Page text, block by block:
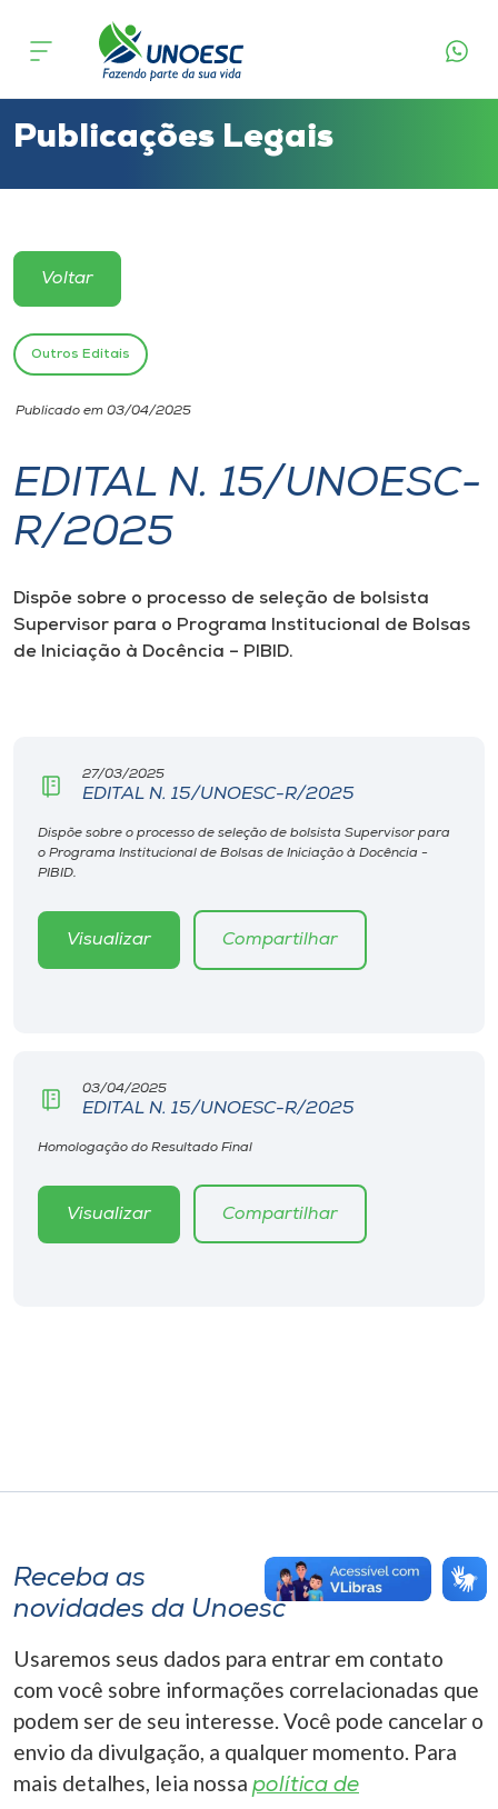
Cursos
Atendimento ao Estudante
Portal de Ensino
Unoesc
Internacionalização
I.nova
Diplomados
Editora
Rádio
Store
Selecione
Publicações Legais
Voltar
Outros Editais
Publicado em 03/04/2025
EDITAL N. 15/UNOESC-
R/2025
Dispõe sobre o processo de seleção de bolsista
Supervisor para o Programa Institucional de Bolsas
de Iniciação à Docência – PIBID.
27/03/2025
EDITAL N. 15/UNOESC-R/2025
Dispõe sobre o processo de seleção de bolsista Supervisor para
o Programa Institucional de Bolsas de Iniciação à Docência -
PIBID.
Visualizar Compartilhar
03/04/2025
EDITAL N. 15/UNOESC-R/2025
Homologação do Resultado Final
Visualizar Compartilhar
Receba as
novidades da Unoesc
Usaremos seus dados para entrar em contato
com você sobre informações correlacionadas que
podem ser de seu interesse. Você pode cancelar o
envio da divulgação, a qualquer momento. Para
mais detalhes, leia nossa política de